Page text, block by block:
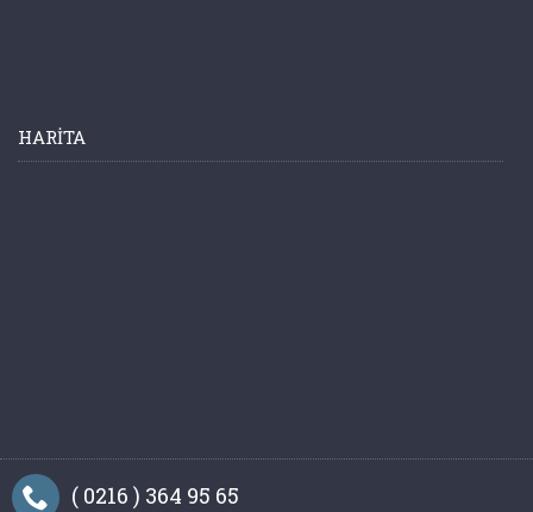
HARITA
( 0216 ) 364 95 65